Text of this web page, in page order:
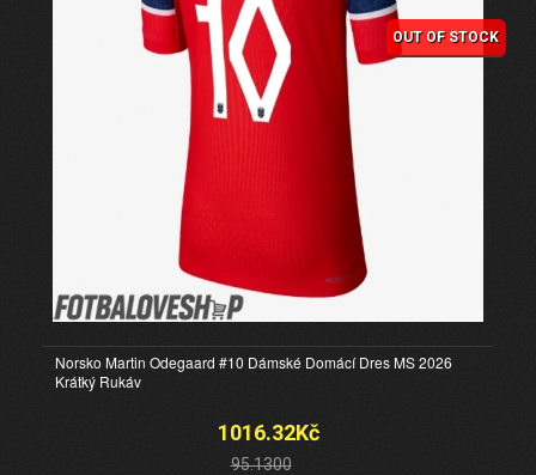
OUT OF STOCK
Norsko Martin Odegaard #10 Dámské Domácí Dres MS 2026
Krátký Rukáv
1016.32Kč
95.1300